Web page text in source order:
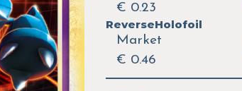
€ 0.23
ReverseHolofoil
Market
€ 0.46